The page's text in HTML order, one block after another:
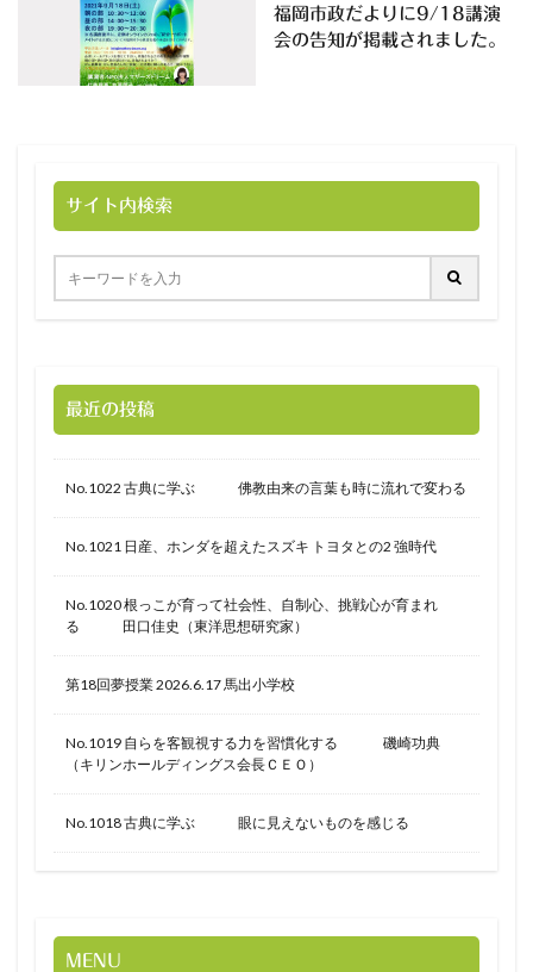
福岡市政だよりに9/18講演
会の告知が掲載されました。
サイト内検索
最近の投稿
No.1022 古典に学ぶ 佛教由来の言葉も時に流れで変わる
No.1021 日産、ホンダを超えたスズキ トヨタとの2 強時代
No.1020 根っこが育って社会性、自制心、挑戦心が育まれ
る 田口佳史（東洋思想研究家）
第18回夢授業 2026.6.17 馬出小学校
No.1019 自らを客観視する力を習慣化する 磯崎功典
（キリンホールディングス会長ＣＥＯ）
No.1018 古典に学ぶ 眼に見えないものを感じる
MENU